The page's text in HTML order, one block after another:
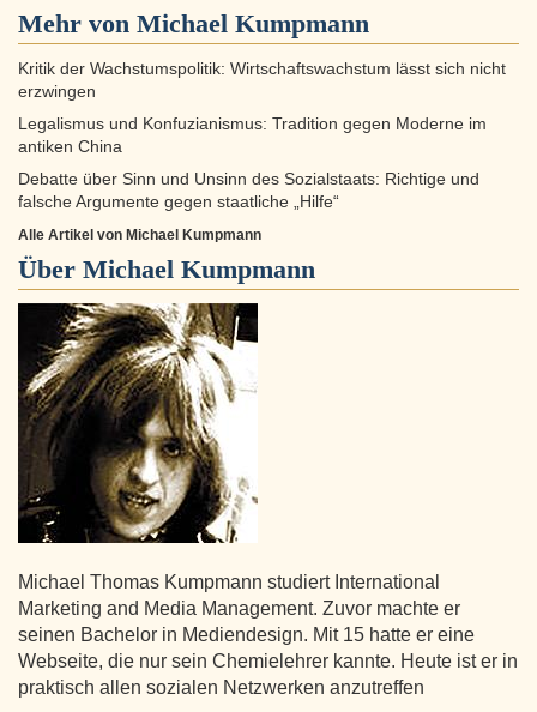
Mehr von Michael Kumpmann
Kritik der Wachstumspolitik: Wirtschaftswachstum lässt sich nicht
erzwingen
Legalismus und Konfuzianismus: Tradition gegen Moderne im
antiken China
Debatte über Sinn und Unsinn des Sozialstaats: Richtige und
falsche Argumente gegen staatliche „Hilfe“
Alle Artikel von Michael Kumpmann
Über Michael Kumpmann
Michael Thomas Kumpmann studiert International
Marketing and Media Management. Zuvor machte er
seinen Bachelor in Mediendesign. Mit 15 hatte er eine
Webseite, die nur sein Chemielehrer kannte. Heute ist er in
praktisch allen sozialen Netzwerken anzutreffen